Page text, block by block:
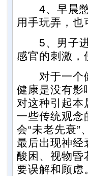
4、早晨憋
用手玩弄，也
5、男子进
感官的刺激，
对于一个健
健康是没有影
对这种引起本
一些传统观念
会“未老先衰”
最后出现神经
酸困、视物昏
要误解和顾虑